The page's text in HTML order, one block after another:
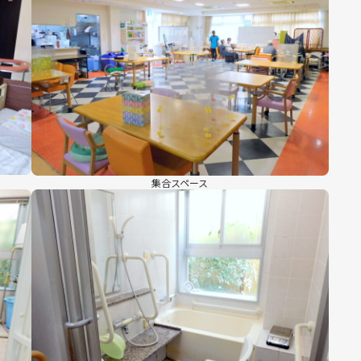
集合スペース